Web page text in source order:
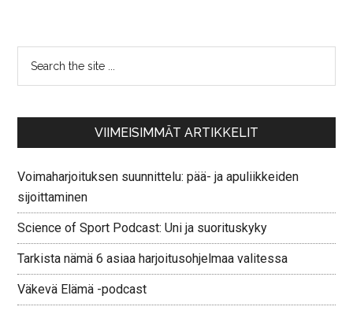
VIIMEISIMMÄT ARTIKKELIT
Voimaharjoituksen suunnittelu: pää- ja apuliikkeiden
sijoittaminen
Science of Sport Podcast: Uni ja suorituskyky
Tarkista nämä 6 asiaa harjoitusohjelmaa valitessa
Väkevä Elämä -podcast